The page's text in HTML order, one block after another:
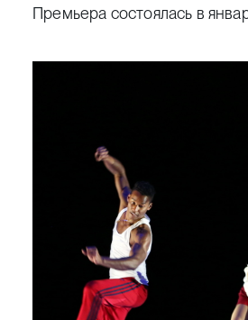
Премьера состоялась в